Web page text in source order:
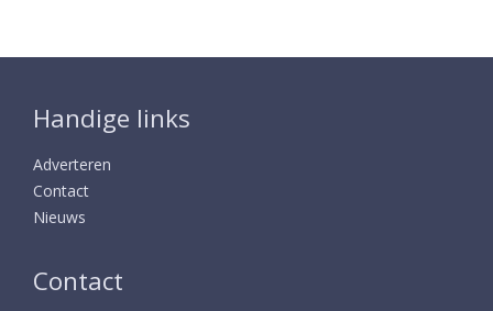
Handige links
Adverteren
Contact
Nieuws
Contact